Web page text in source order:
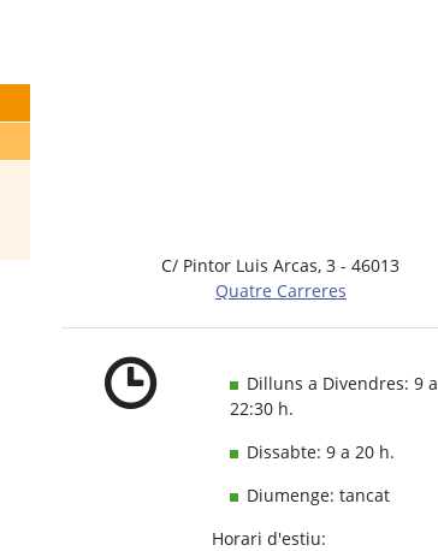
C/ Pintor Luis Arcas, 3 - 46013
Quatre Carreres
Dilluns a Divendres: 9 a
22:30 h.
Dissabte: 9 a 20 h.
Diumenge: tancat
Horari d'estiu: